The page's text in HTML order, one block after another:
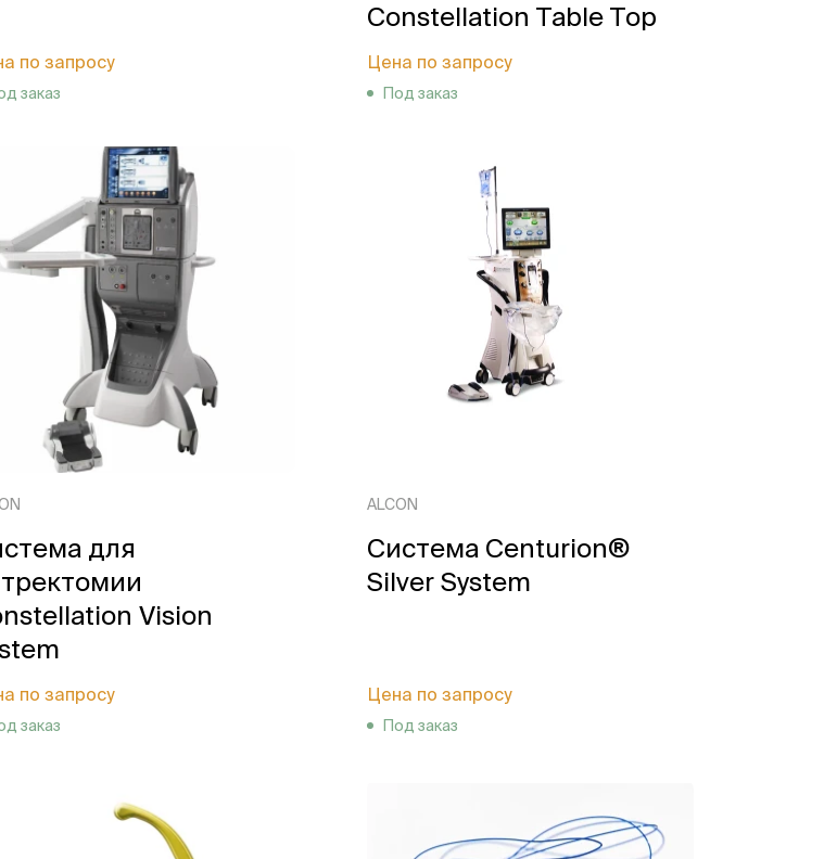
по запросу
заказ
Constellation Table Top
Цена по запросу
Под заказ
для
Vision
по запросу
заказ
ALCON
Система Centurion®
Silver System
Цена по запросу
Под заказ